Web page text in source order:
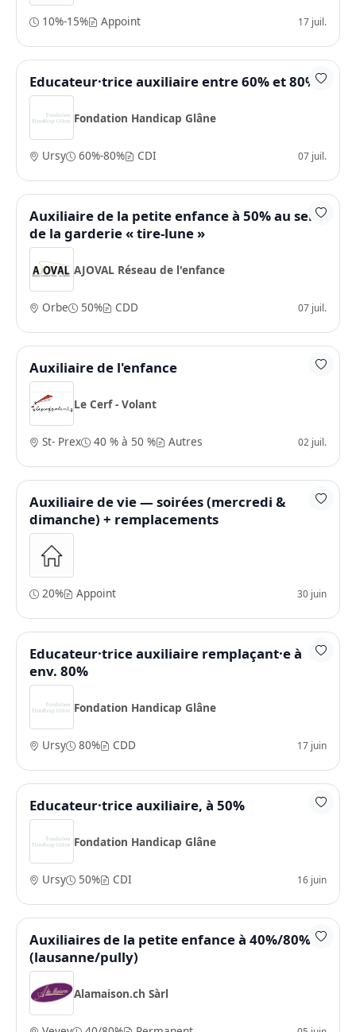
10%-15% Appoint 17 juil.
Educateur·trice auxiliaire entre 60% et 80%
Fondation Handicap Glâne
Ursy 60%-80% CDI 07 juil.
Auxiliaire de la petite enfance à 50% au sein
de la garderie « tire-lune »
AJOVAL Réseau de l'enfance
Orbe 50% CDD 07 juil.
Auxiliaire de l'enfance
Le Cerf - Volant
St- Prex 40 % à 50 % Autres 02 juil.
Auxiliaire de vie — soirées (mercredi &
dimanche) + remplacements
20% Appoint 30 juin
Educateur·trice auxiliaire remplaçant·e à
env. 80%
Fondation Handicap Glâne
Ursy 80% CDD 17 juin
Educateur·trice auxiliaire, à 50%
Fondation Handicap Glâne
Ursy 50% CDI 16 juin
Auxiliaires de la petite enfance à 40%/80%
(lausanne/pully)
Alamaison.ch Sàrl